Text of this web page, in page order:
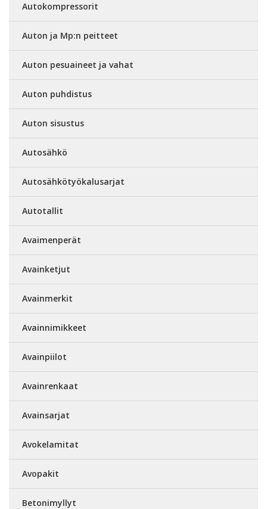
Autokompressorit
Auton ja Mp:n peitteet
Auton pesuaineet ja vahat
Auton puhdistus
Auton sisustus
Autosähkö
Autosähkötyökalusarjat
Autotallit
Avaimenperät
Avainketjut
Avainmerkit
Avainnimikkeet
Avainpiilot
Avainrenkaat
Avainsarjat
Avokelamitat
Avopakit
Betonimyllyt